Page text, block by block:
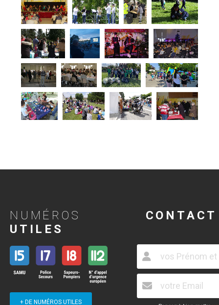
NUMÉROS
UTILES
+ DE NUMÉROS UTILES
CONTACT